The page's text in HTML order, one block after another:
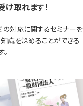
取れます！
対応に関するセミナーを
識を深めることができる